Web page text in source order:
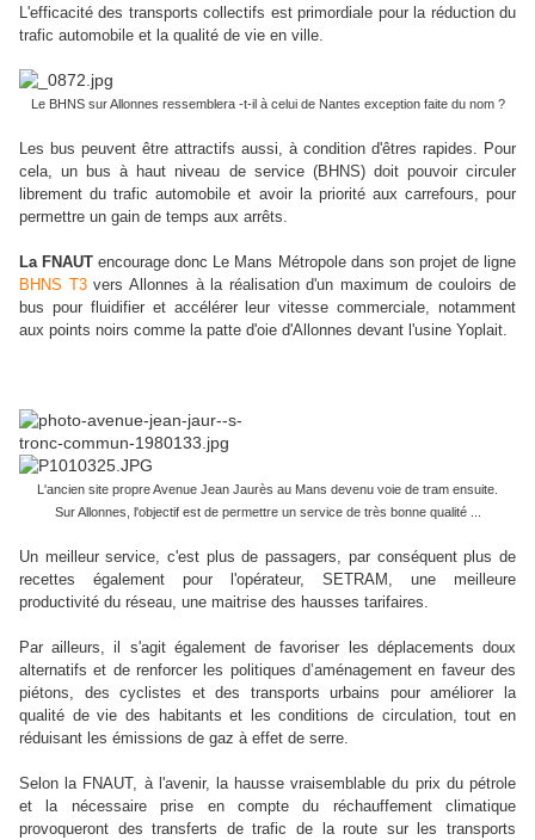
L'efficacité des transports collectifs est primordiale pour la réduction du
trafic automobile et la qualité de vie en ville.
Le BHNS sur Allonnes ressemblera -t-il à celui de Nantes exception faite du nom ?
Les bus peuvent être attractifs aussi, à condition d'êtres rapides. Pour
cela, un bus à haut niveau de service (BHNS) doit pouvoir circuler
librement du trafic automobile et avoir la priorité aux carrefours, pour
permettre un gain de temps aux arrêts.
La FNAUT encourage donc Le Mans Métropole dans son projet de ligne
BHNS T3vers Allonnes à la réalisation d'un maximum de couloirs de
bus pour fluidifier et accélérer leur vitesse commerciale, notamment
aux points noirs comme la patte d'oie d'Allonnes devant l'usine Yoplait.
L'ancien site propre Avenue Jean Jaurès au Mans devenu voie de tram ensuite.
Sur Allonnes, l'objectif est de permettre un service de très bonne qualité ...
Un meilleur service, c'est plus de passagers, par conséquent plus de
recettes également pour l'opérateur, SETRAM, une meilleure
productivité du réseau, une maitrise des hausses tarifaires.
Par ailleurs, il s'agit également de favoriser les déplacements doux
alternatifs et de renforcer les politiques d’aménagement en faveur des
piétons, des cyclistes et des transports urbains pour améliorer la
qualité de vie des habitants et les conditions de circulation, tout en
réduisant les émissions de gaz à effet de serre.
Selon la FNAUT, à l'avenir, la hausse vraisemblable du prix du pétrole
et la nécessaire prise en compte du réchauffement climatique
provoqueront des transferts de trafic de la route sur les transports